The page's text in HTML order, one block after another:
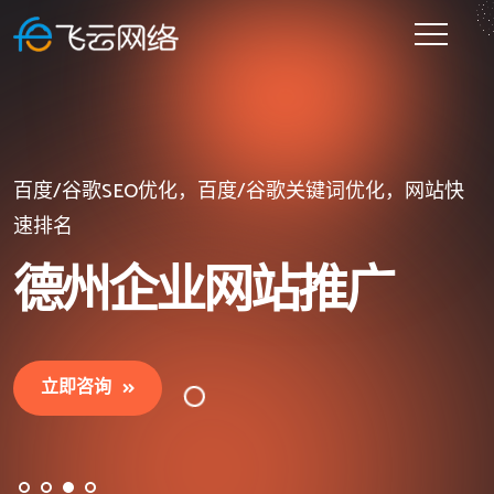
提供一站式企业网站建设的网站建设公司
德州企业网站建设
微信小程序开发、百度小程序、抖音/头条小程序开发
等
德州小程序开发
立即咨询
百度/谷歌SEO优化，百度/谷歌关键词优化，网站快
速排名
德州企业网站推广
立即咨询
网站建好了没人维护？请全权交给飞云网络，让您坐
等订单上门。
德州企业网站托管
立即咨询